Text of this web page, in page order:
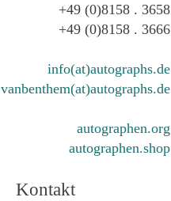
+49 (0)8158 . 3658
+49 (0)8158 . 3666
info(at)autographs.de
vanbenthem(at)autographs.de
autographen.org
autographen.shop
Kontakt